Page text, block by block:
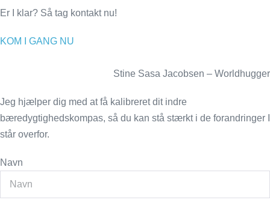
Er I klar? Så tag kontakt nu!
KOM I GANG NU
Stine Sasa Jacobsen – Worldhugger
Jeg hjælper dig med at få kalibreret dit indre
bæredygtighedskompas, så du kan stå stærkt i de forandringer I
står overfor.
Navn